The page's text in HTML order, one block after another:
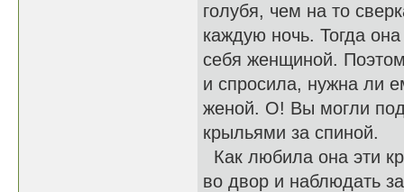
голубя, чем на то
каждую ночь. Тогда
себя женщиной.
и спросила, нужна ли
женой. О! Вы могли
крыльями за спиной.
Как любила она эти
во двор и наблюдать